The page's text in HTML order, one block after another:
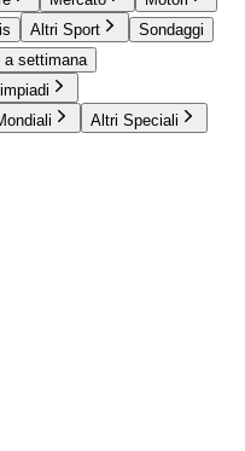
Altri Sport
Sondaggi
a settimana
Altri Speciali